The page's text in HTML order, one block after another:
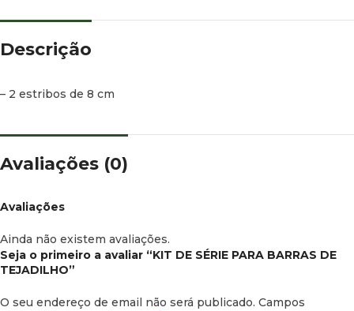
Descrição
– 2 estribos de 8 cm
Avaliações (0)
Avaliações
Ainda não existem avaliações.
Seja o primeiro a avaliar “KIT DE SÉRIE PARA BARRAS DE
TEJADILHO”
O seu endereço de email não será publicado. Campos